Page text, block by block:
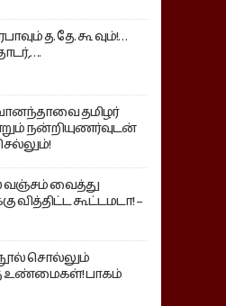
த. தே. கூ வும்!…
தமிழர்
நன்றியுணர்வுடன்
வஞ்சம் வைத்து
வித்திட்ட கூட்டமடா! –
சொல்லும்
உண்மைகள்! பாகம்